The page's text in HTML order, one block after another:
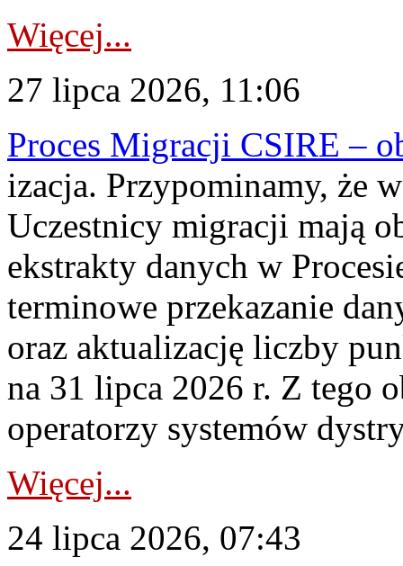
Więcej...
27 lipca 2026, 11:06
Proces Migracji CSIRE –
izacja. Przypominamy, że
Uczestnicy migracji mają
ekstrakty danych w
terminowe przekazanie
oraz aktualizację liczby
na 31 lipca 2026 r. Z tego
operatorzy systemów
Więcej...
24 lipca 2026, 07:43